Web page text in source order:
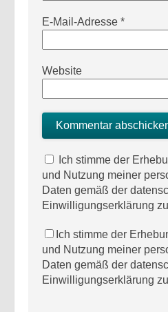
E-Mail-Adresse *
Website
Ich stimme der
und Nutzung meiner
Daten gemäß der
Einwilligungserklärung
Ich stimme der
und Nutzung meiner
Daten gemäß der
Einwilligungserklärung